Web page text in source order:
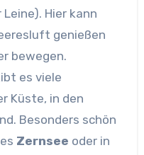
Hier kann
genießen
bewegen.
es viele
Küste, in den
Besonders schön
Zernsee oder in